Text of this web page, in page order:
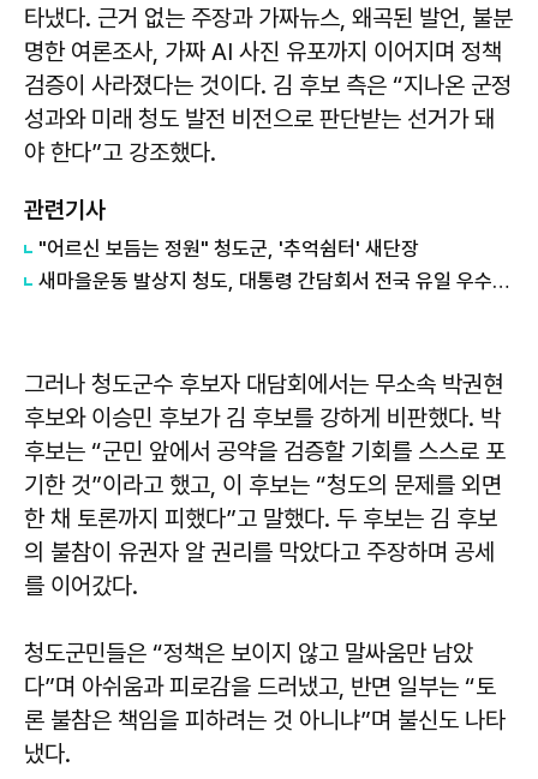
타냈다. 근거 없는 주장과 가짜뉴스, 왜곡된 발언, 불분
명한 여론조사, 가짜 AI 사진 유포까지 이어지며 정책
검증이 사라졌다는 것이다. 김 후보 측은 “지나온 군정
성과와 미래 청도 발전 비전으로 판단받는 선거가 돼
야 한다”고 강조했다.
관련기사
"어르신 보듬는 정원" 청도군, '추억쉼터' 새단장
새마을운동 발상지 청도, 대통령 간담회서 전국 유일 우수사례 발표
그러나 청도군수 후보자 대담회에서는 무소속 박권현
후보와 이승민 후보가 김 후보를 강하게 비판했다. 박
후보는 “군민 앞에서 공약을 검증할 기회를 스스로 포
기한 것”이라고 했고, 이 후보는 “청도의 문제를 외면
한 채 토론까지 피했다”고 말했다. 두 후보는 김 후보
의 불참이 유권자 알 권리를 막았다고 주장하며 공세
를 이어갔다.
청도군민들은 “정책은 보이지 않고 말싸움만 남았
다”며 아쉬움과 피로감을 드러냈고, 반면 일부는 “토
론 불참은 책임을 피하려는 것 아니냐”며 불신도 나타
냈다.